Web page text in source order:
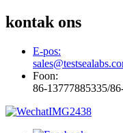
kontak ons
E-pos:
Foon:
86-13777885335/